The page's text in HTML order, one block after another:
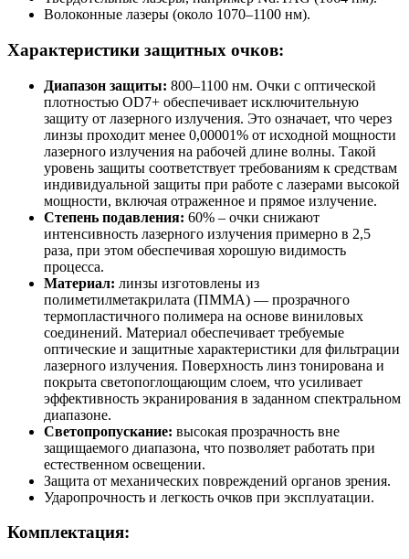
Волоконные лазеры (около 1070–1100 нм).
Характеристики защитных очков:
Диапазон защиты: 800–1100 нм. Очки с оптической
плотностью OD7+ обеспечивает исключительную
защиту от лазерного излучения. Это означает, что через
линзы проходит менее 0,00001% от исходной мощности
лазерного излучения на рабочей длине волны. Такой
уровень защиты соответствует требованиям к средствам
индивидуальной защиты при работе с лазерами высокой
мощности, включая отраженное и прямое излучение.
Степень подавления: 60% – очки снижают
интенсивность лазерного излучения примерно в 2,5
раза, при этом обеспечивая хорошую видимость
процесса.
Материал: линзы изготовлены из
полиметилметакрилата (ПММА) — прозрачного
термопластичного полимера на основе виниловых
соединений. Материал обеспечивает требуемые
оптические и защитные характеристики для фильтрации
лазерного излучения. Поверхность линз тонирована и
покрыта светопоглощающим слоем, что усиливает
эффективность экранирования в заданном спектральном
диапазоне.
Светопропускание: высокая прозрачность вне
защищаемого диапазона, что позволяет работать при
естественном освещении.
Защита от механических повреждений органов зрения.
Ударопрочность и легкость очков при эксплуатации.
Комплектация: